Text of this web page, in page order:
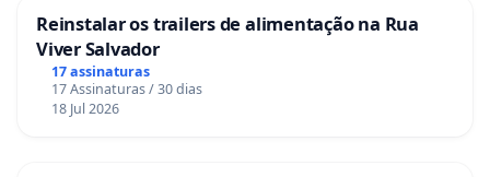
Reinstalar os trailers de alimentação na Rua
Viver Salvador
17 assinaturas
17 Assinaturas / 30 dias
18 Jul 2026